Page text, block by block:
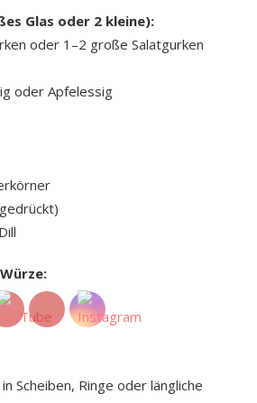
Glas oder 2 kleine):
oder 1–2 große Salatgurken
oder Apfelessig
Scheiben, Ringe oder längliche